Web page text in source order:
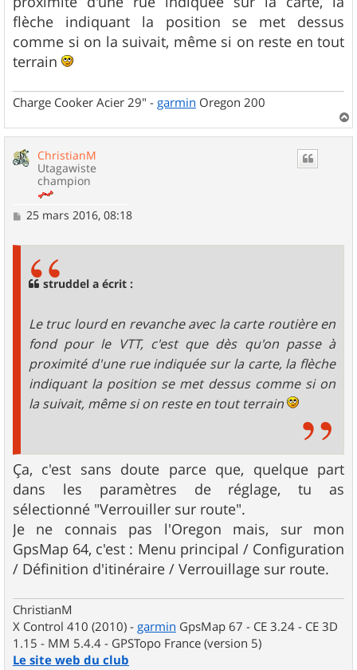
flèche indiquant la position se met dessus
comme si on la suivait, même si on reste en tout
terrain
Charge Cooker Acier 29" - garmin Oregon 200
a
ChristianM
Utagawiste
champion
M
25 mars 2016, 08:18
struddel a écrit :
Le truc lourd en revanche avec la carte routière en
fond pour le VTT, c'est que dès qu'on passe à
proximité d'une rue indiquée sur la carte, la flèche
indiquant la position se met dessus comme si on
la suivait, même si on reste en tout terrain
Ça, c'est sans doute parce que, quelque part
dans les paramètres de réglage, tu as
sélectionné "Verrouiller sur route".
Je ne connais pas l'Oregon mais, sur mon
GpsMap 64, c'est : Menu principal / Configuration
/ Définition d'itinéraire / Verrouillage sur route.
ChristianM
X Control 410 (2010) - garmin GpsMap 67 - CE 3.24 - CE 3D
1.15 - MM 5.4.4 - GPSTopo France (version 5)
Le site web du club